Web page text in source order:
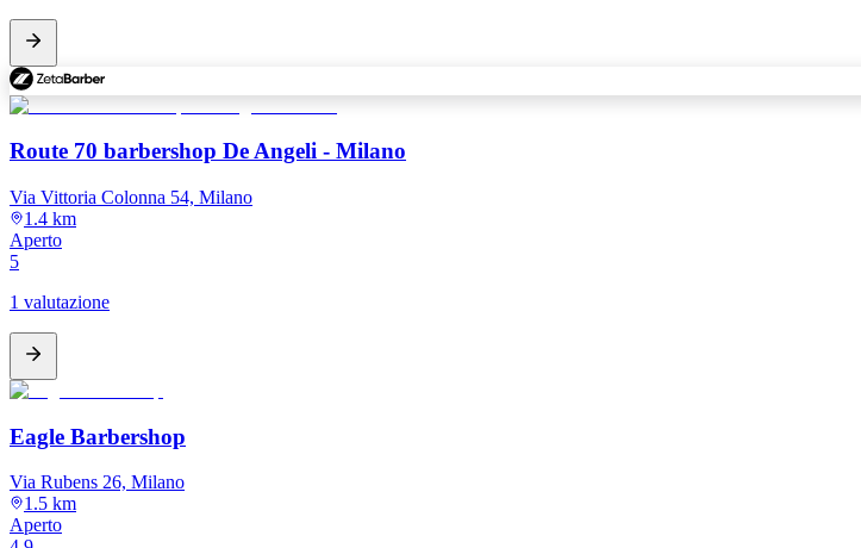
Route 70 barbershop De Angeli - Milano
Via Vittoria Colonna 54, Milano
1.4 km
Aperto
5
1 valutazione
Eagle Barbershop
Via Rubens 26, Milano
1.5 km
Aperto